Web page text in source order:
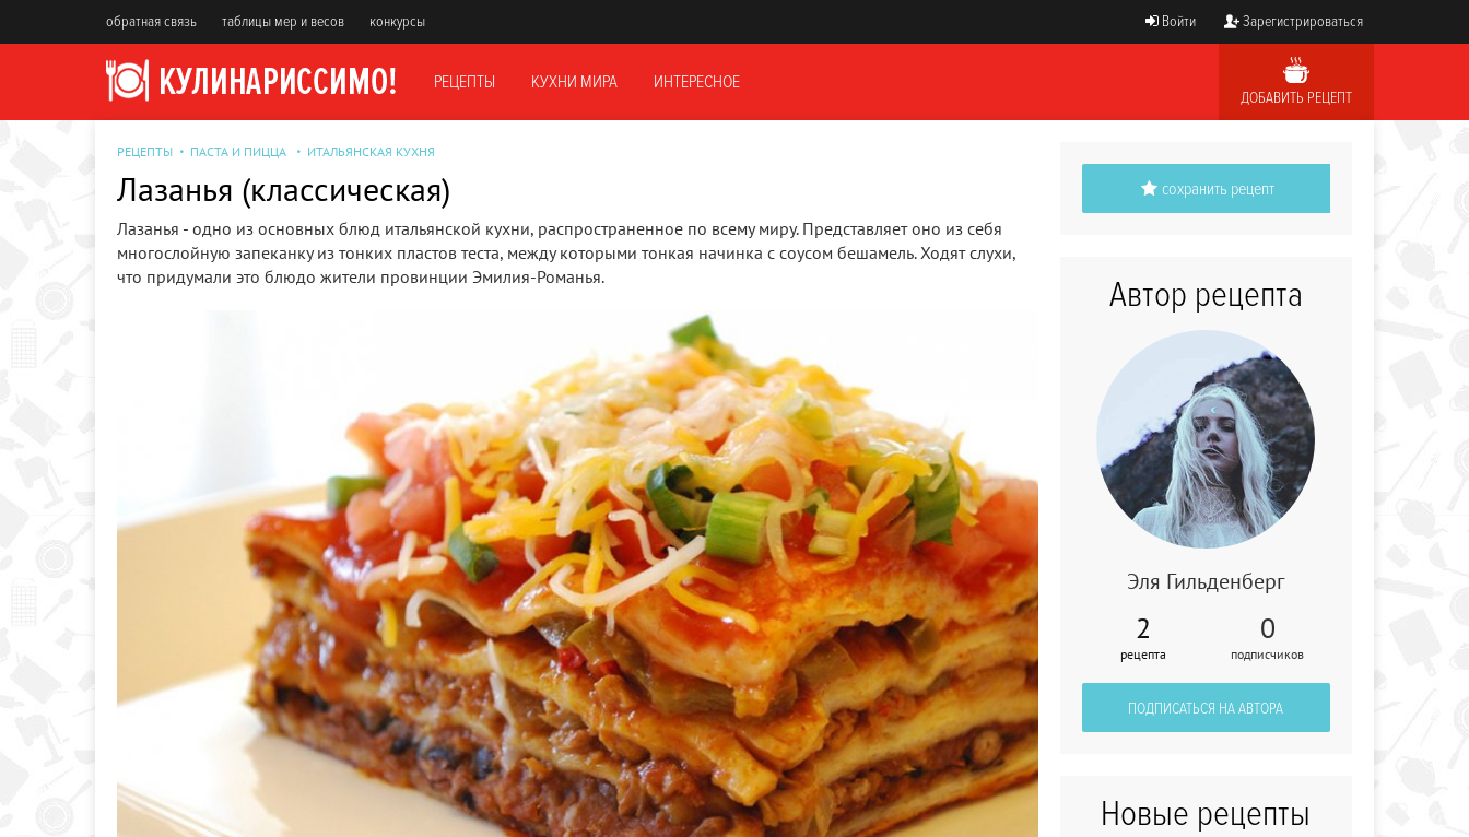
обратная связь таблицы мер и весов конкурсы Войти Зарегистрироваться
РЕЦЕПТЫ КУХНИ МИРА ИНТЕРЕСНОЕ
ДОБАВИТЬ РЕЦЕПТ
РЕЦЕПТЫ ПАСТА И ПИЦЦА ИТАЛЬЯНСКАЯ КУХНЯ
Лазанья (классическая)
Лазанья - одно из основных блюд итальянской кухни, распространенное по всему миру. Представляет оно из себя
многослойную запеканку из тонких пластов теста, между которыми тонкая начинка с соусом бешамель. Ходят слухи,
что придумали это блюдо жители провинции Эмилия-Романья.
Итальянские
Спагетти с соусом
Сугга
сохранить рецепт
Автор рецепта
Эля Гильденберг
2
рецепта
0
подписчиков
ПОДПИСАТЬСЯ НА АВТОРА
Новые рецепты